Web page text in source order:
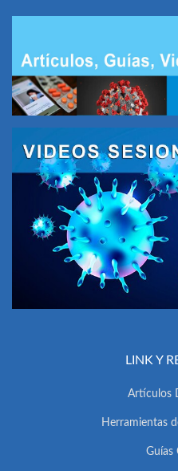
LINK Y
Artículos
Herramientas
Guías